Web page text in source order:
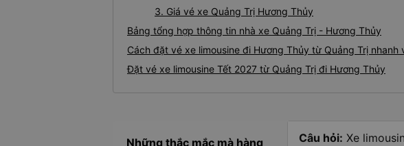
3. Giá vé xe Quảng Trị Hương Thủy
Bảng tổng hợp thông tin nhà xe Quảng Trị - Hương Thủy
Cách đặt vé xe limousine đi Hương Thủy từ Quảng Trị nhanh
Đặt vé xe limousine Tết 2027 từ Quảng Trị đi Hương Thủy
Những thắc mắc mà hàng
Câu hỏi: Xe